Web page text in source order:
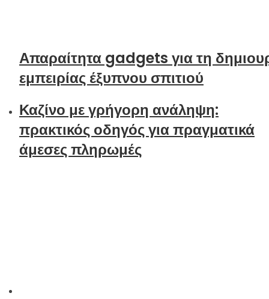
Απαραίτητα gadgets για τη
εμπειρίας έξυπνου σπιτιού
Καζίνο με γρήγορη ανάληψη:
πρακτικός οδηγός για πραγματικά
άμεσες πληρωμές